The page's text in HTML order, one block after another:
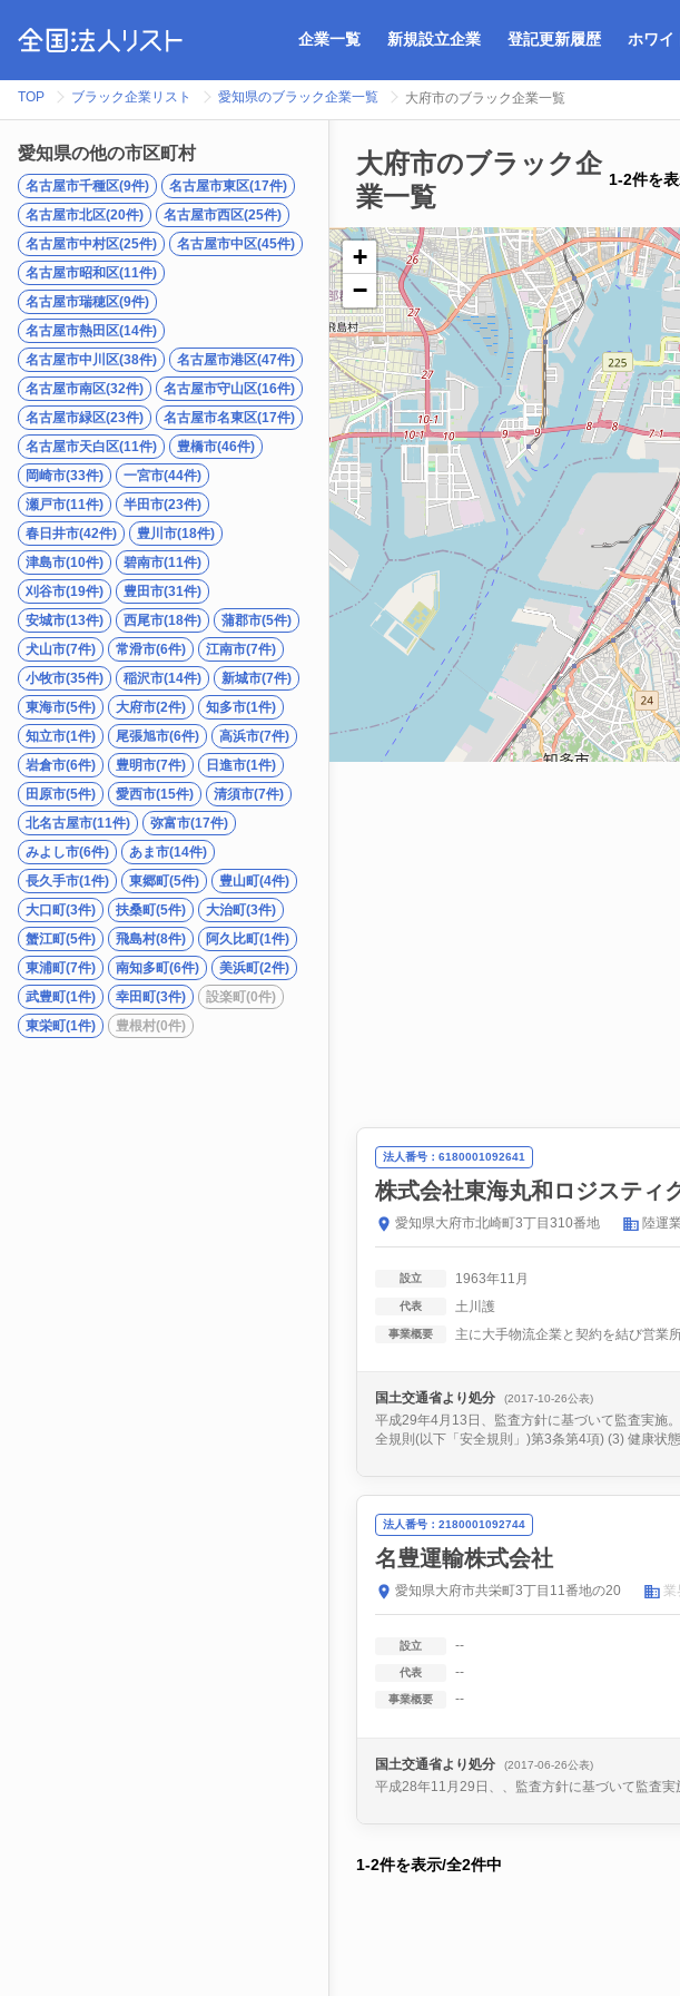
企業一覧 新規設立企業 登記更新履歴 ホワイ
TOP ブラック企業リスト 愛知県のブラック企業一覧 大府市のブラック企業一覧
愛知県の他の市区町村
名古屋市千種区(9件)
名古屋市東区(17件)
名古屋市北区(20件)
名古屋市西区(25件)
名古屋市中村区(25件)
名古屋市中区(45件)
名古屋市昭和区(11件)
名古屋市瑞穂区(9件)
名古屋市熱田区(14件)
名古屋市中川区(38件)
名古屋市港区(47件)
名古屋市南区(32件)
名古屋市守山区(16件)
名古屋市緑区(23件)
名古屋市名東区(17件)
名古屋市天白区(11件)
豊橋市(46件)
岡崎市(33件)
一宮市(44件)
瀬戸市(11件)
半田市(23件)
春日井市(42件)
豊川市(18件)
津島市(10件)
碧南市(11件)
刈谷市(19件)
豊田市(31件)
安城市(13件)
西尾市(18件)
蒲郡市(5件)
犬山市(7件)
常滑市(6件)
江南市(7件)
小牧市(35件)
稲沢市(14件)
新城市(7件)
東海市(5件)
大府市(2件)
知多市(1件)
知立市(1件)
尾張旭市(6件)
高浜市(7件)
岩倉市(6件)
豊明市(7件)
日進市(1件)
田原市(5件)
愛西市(15件)
清須市(7件)
北名古屋市(11件)
弥富市(17件)
みよし市(6件)
あま市(14件)
長久手市(1件)
東郷町(5件)
豊山町(4件)
大口町(3件)
扶桑町(5件)
大治町(3件)
蟹江町(5件)
飛島村(8件)
阿久比町(1件)
東浦町(7件)
南知多町(6件)
美浜町(2件)
武豊町(1件)
幸田町(3件)
設楽町(0件)
東栄町(1件)
豊根村(0件)
大府市のブラック企
業一覧
1-2件を
+
−
法人番号：6180001092641
株式会社東海丸和ロジスティ
愛知県大府市北崎町3丁目310番地 陸運
設立 1963年11月
代表 土川護
事業概要
国土交通省より処分 (2017-10-26公表)
平成29年4月13日、監査方針に基づいて監査実施
全規則(以下「安全規則」)第3条第4項) (3) 健康状
法人番号：2180001092744
名豊運輸株式会社
愛知県大府市共栄町3丁目11番地の20 業
設立 --
代表 --
事業概要 --
国土交通省より処分 (2017-06-26公表)
平成28年11月29日、、監査方針に基づいて監査
1-2件を表示/全2件中